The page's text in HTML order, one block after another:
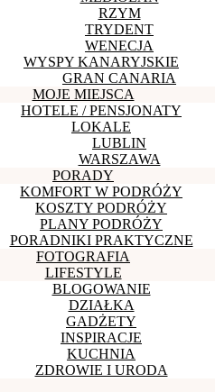
RZYM
TRYDENT
WENECJA
WYSPY KANARYJSKIE
GRAN CANARIA
MOJE MIEJSCA
HOTELE / PENSJONATY
LOKALE
LUBLIN
WARSZAWA
PORADY
KOMFORT W PODRÓŻY
KOSZTY PODRÓŻY
PLANY PODRÓŻY
PORADNIKI PRAKTYCZNE
FOTOGRAFIA
LIFESTYLE
BLOGOWANIE
DZIAŁKA
GADŻETY
INSPIRACJE
KUCHNIA
ZDROWIE I URODA